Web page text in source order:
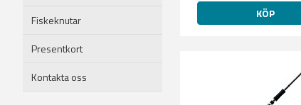
Fiskeknutar
Presentkort
Kontakta oss
KÖP